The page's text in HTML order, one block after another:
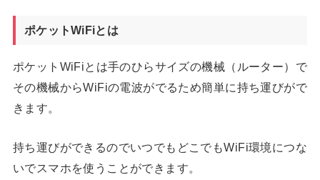
ポケットWiFiとは
ポケットWiFiとは手のひらサイズの機械（ルーター）で
その機械からWiFiの電波がでるため簡単に持ち運びがで
きます。
持ち運びができるのでいつでもどこでもWiFi環境につな
いでスマホを使うことができます。